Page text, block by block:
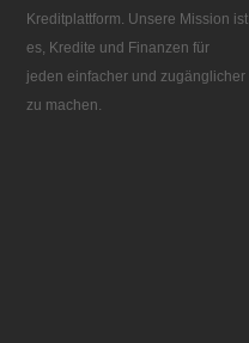
Kreditplattform. Unsere Mission ist
es, Kredite und Finanzen für
jeden einfacher und zugänglicher
zu machen.